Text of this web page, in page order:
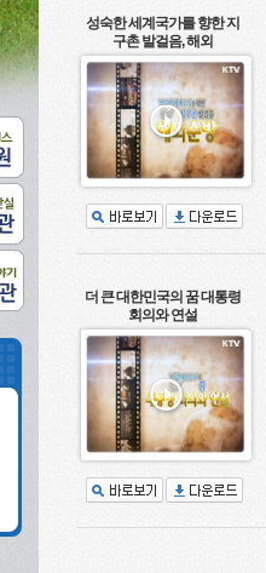
성숙한 세계국가를 향한 지
구촌 발걸음, 해외
더 큰 대한민국의 꿈 대통령
회의와 연설